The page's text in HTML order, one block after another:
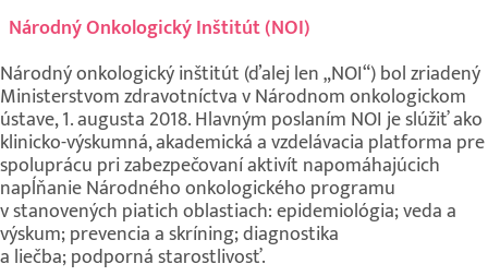
Národný Onkologický Inštitút (NOI)
Národný onkologický inštitút (ďalej len „NOI“) bol zriadený
Ministerstvom zdravotníctva v Národnom onkologickom
ústave, 1. augusta 2018. Hlavným poslaním NOI je slúžiť ako
klinicko-výskumná, akademická a vzdelávacia platforma pre
spoluprácu pri zabezpečovaní aktivít napomáhajúcich
napĺňanie Národného onkologického programu
v stanovených piatich oblastiach: epidemiológia; veda a
výskum; prevencia a skríning; diagnostika
a liečba; podporná starostlivosť.